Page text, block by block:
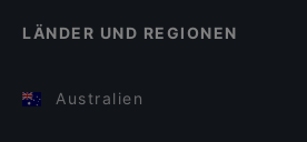
LÄNDER UND REGIONEN
Australien